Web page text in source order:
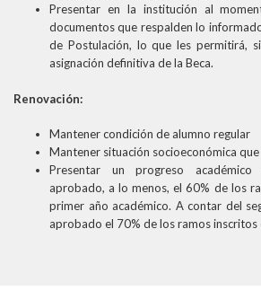
Presentar en la institución al
documentos que respalden lo
de Postulación, lo que les permitirá,
asignación definitiva de la Beca.
Renovación:
Mantener condición de alumno regular
Mantener situación socioeconómica
Presentar un progreso
aprobado, a lo menos, el 60% de los
primer año académico. A contar del
aprobado el 70% de los ramos inscritos